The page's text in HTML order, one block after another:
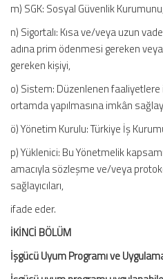
m) SGK: Sosyal Güvenlik Kurumunu,
n) Sigortalı: Kısa ve/veya uzun
adına prim ödenmesi gereken
gereken kişiyi,
o) Sistem: Düzenlenen
ortamda yapılmasına imkân
ö) Yönetim Kurulu: Türkiye İş
p) Yüklenici: Bu Yönetmelik
amacıyla sözleşme ve/veya
sağlayıcıları,
ifade eder.
İKİNCİ BÖLÜM
İşgücü Uyum Programı ve